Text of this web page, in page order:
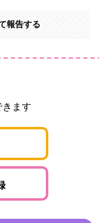
報告する
きます